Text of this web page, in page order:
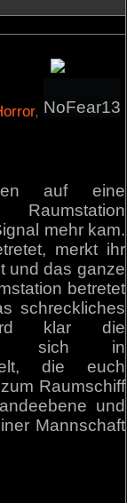
NoFear13
,
auf eine
mehr kam.
merkt ihr
und das ganze
betretet
schreckliches
klar die
sich in
die euch
Raumschiff
und
Mannschaft